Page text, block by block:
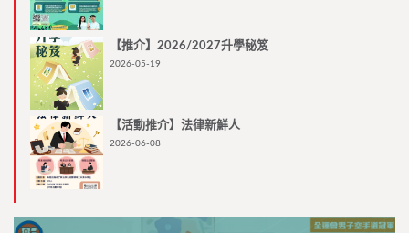
【推介】2026/2027升學秘笈
2026-05-19
【活動推介】法律新鮮人
2026-06-08